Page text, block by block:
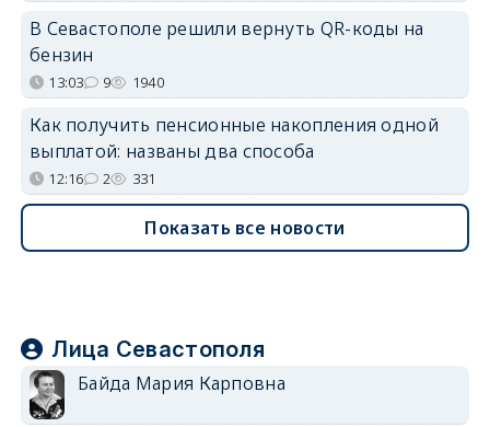
В Севастополе решили вернуть QR-коды на
бензин
13:03 9 1940
Как получить пенсионные накопления одной
выплатой: названы два способа
12:16 2 331
Показать все новости
Лица Севастополя
Байда Мария Карповна